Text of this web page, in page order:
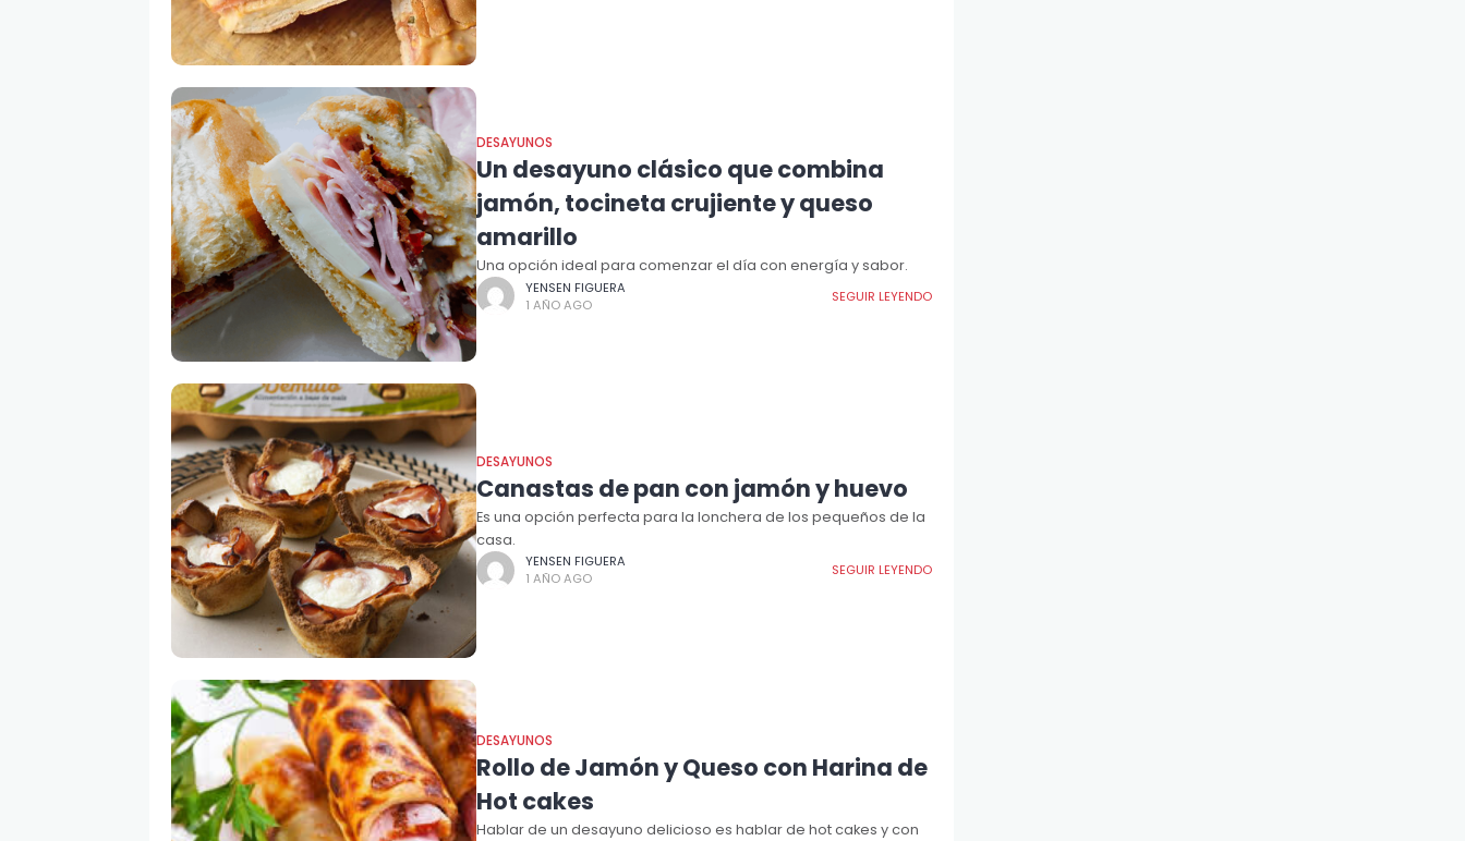
DESAYUNOS
Un desayuno clásico que combina
jamón, tocineta crujiente y queso
amarillo
Una opción ideal para comenzar el día con energía y sabor.
YENSEN FIGUERA
1 AÑO AGO
SEGUIR LEYENDO
DESAYUNOS
Canastas de pan con jamón y huevo
Es una opción perfecta para la lonchera de los pequeños de la
casa.
YENSEN FIGUERA
1 AÑO AGO
SEGUIR LEYENDO
DESAYUNOS
Rollo de Jamón y Queso con Harina de
Hot cakes
Hablar de un desayuno delicioso es hablar de hot cakes y con